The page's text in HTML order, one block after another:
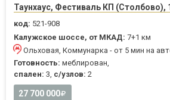
Таунхаус, Фестиваль КП (Столбово),
код: 521-908
Калужское шоссе, от МКАД: 7+1 км
Ольховая, Коммунарка - от 5 мин на
Готовность: меблирован,
спален: 3, с/узлов: 2
27 700 000